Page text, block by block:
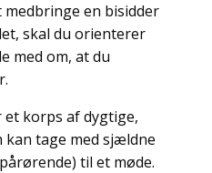
en bisidder
skal du orienterer
med om, at du
korps af dygtige,
kan tage med sjældne
til et møde.